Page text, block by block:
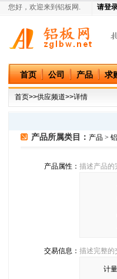
您好，欢迎来到铝板网. 请登
中国铝板网
首页 公司 产品 求
首页>>供应频道>>详情
产品所属类目： 产品 >
产品属性： 描述产品的
交易信息： 描述完整的
计